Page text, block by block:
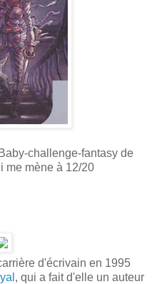
challenge-fantasy de
me mène à 12/20
d'écrivain en 1995
, qui a fait d'elle un auteur